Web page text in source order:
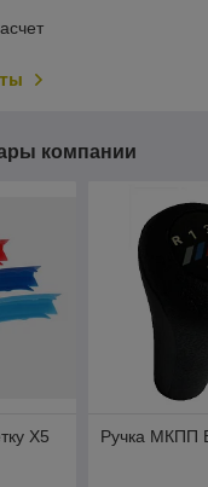
компании
X5
Ручка МКПП